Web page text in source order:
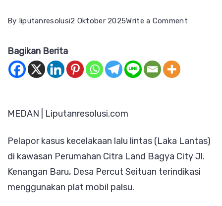
By liputanresolusi2 Oktober 2025Write a Commenton
Sumut
Pasti
Dicek
Bagikan Berita
MEDAN | Liputanresolusi.com
Pelapor kasus kecelakaan lalu lintas (Laka Lantas)
di kawasan Perumahan Citra Land Bagya City Jl.
Kenangan Baru, Desa Percut Seituan terindikasi
menggunakan plat mobil palsu.